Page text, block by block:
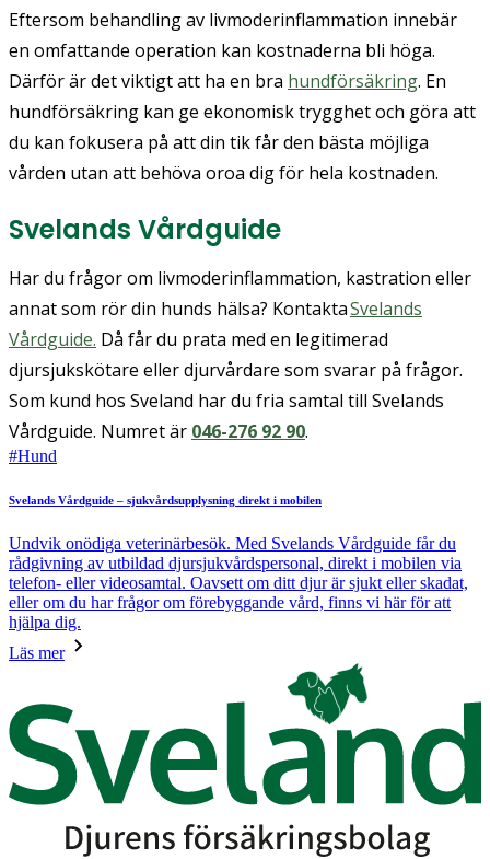
Eftersom behandling av livmoderinflammation innebär
en omfattande operation kan kostnaderna bli höga.
Därför är det viktigt att ha en bra hundförsäkring. En
hundförsäkring kan ge ekonomisk trygghet och göra att
du kan fokusera på att din tik får den bästa möjliga
vården utan att behöva oroa dig för hela kostnaden.
Svelands Vårdguide
Har du frågor om livmoderinflammation, kastration eller
annat som rör din hunds hälsa? KontaktaSvelands
Vårdguide. Då får du prata med en legitimerad
djursjukskötare eller djurvårdare som svarar på frågor.
Som kund hos Sveland har du fria samtal till Svelands
Vårdguide. Numret är 046-276 92 90.
#Hund
Svelands Vårdguide – sjukvårdsupplysning direkt i mobilen
Undvik onödiga veterinärbesök. Med Svelands Vårdguide får du
rådgivning av utbildad djursjukvårdspersonal, direkt i mobilen via
telefon- eller videosamtal. Oavsett om ditt djur är sjukt eller skadat,
eller om du har frågor om förebyggande vård, finns vi här för att
hjälpa dig.
Läs mer